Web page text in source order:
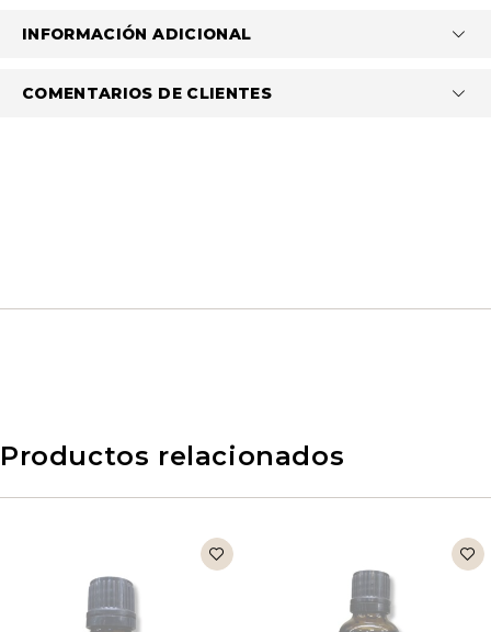
INFORMACIÓN ADICIONAL
COMENTARIOS DE CLIENTES
Productos relacionados